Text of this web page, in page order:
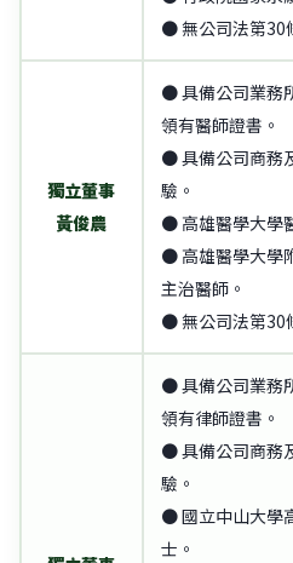
● 無公司法第30
獨立董事
黃俊農
● 具備公司業務
領有醫師證書。
● 具備公司商務
驗。
● 高雄醫學大學
● 高雄醫學大學
主治醫師。
● 無公司法第30
● 具備公司業務
領有律師證書。
● 具備公司商務
驗。
● 國立中山大學
士。